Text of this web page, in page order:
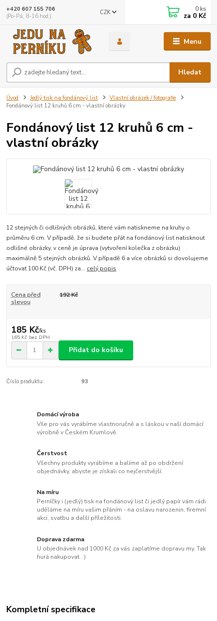
Menu
CZK
Hledat
+420 607 155 706
(Po-Pá, 8-16 hod.)
0 ks
za 0 Kč
Úvod Jedlý tisk na fondánový list
Vlastní obrázek / fotografie
Fondánový list 12 kruhů 6 cm - vlastní obrázky
Fondánový list 12 kruhů 6 cm -
vlastní obrázky
12 stejných či odlišných obrázků, které vám natiskneme na kruhy o
průměru 6 cm. V případě, že si budete přát na fondánový list natisknout
odlišné obrázky, v ceně je úprava (vytvoření kolečka z obrázku)
maximálně 5 stejných obrázků. V případě 6 a více obrázků si dovolujeme
účtovat 100 Kč (vč. DPH) za... celý popis
Cena před
slevou
192 Kč
185 Kč/ks
165 Kč bez DPH
Přidat do košíku
Číslo produktu: 93
Domácí výroba
Vše pro vás vyrábíme vlastnoručně a s láskou v naší domácí
výrobně v Českém Krumlově.
Čerstvost
Všechny produkty vyrábíme a balíme až po obdržení
objednávky, abyste je získali co nejčerstvější.
Na míru
Perníčky i (jedlý) tisk na fondánový list či jedlý papír vám rádi
uděláme na míru vašim přáním - na oslavu narozenin, firemní
akci, svatbu a další příležitosti.
Doprava zdarma
U objednávek nad 1000 Kč za vás zaplatíme dopravu my. Tak
hurá nakupovat. :)
Kompletní specifikace